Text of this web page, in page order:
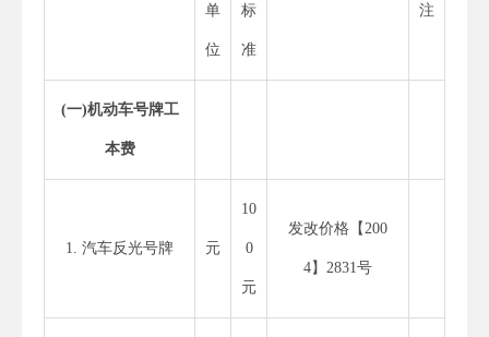
单
位
标
准
注
(一)机动车号牌工
本费
1. 汽车反光号牌 元
10
0
元
发改价格【200
4】2831号